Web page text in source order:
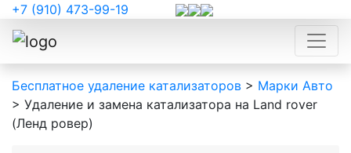
+7 (910) 473-99-19
Бесплатное удаление катализаторов > Марки Авто
> Удаление и замена катализатора на Land rover
(Ленд ровер)